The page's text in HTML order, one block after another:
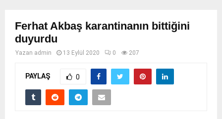
Ferhat Akbaş karantinanın bittiğini
duyurdu
Yazan admin 13 Eylül 2020 0 207
PAYLAŞ 0